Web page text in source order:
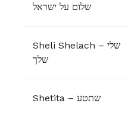
שלום על ישראל
Sheli Shelach – שלי
שלך
Shetita – שתטע